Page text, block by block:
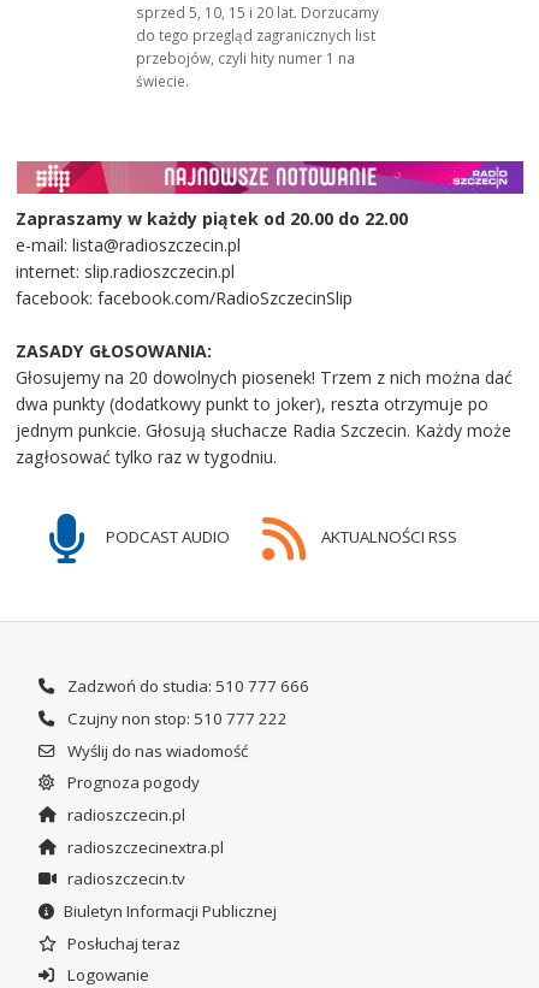
sprzed 5, 10, 15 i 20 lat. Dorzucamy
do tego przegląd zagranicznych list
przebojów, czyli hity numer 1 na
świecie.
Zapraszamy w każdy piątek od 20.00 do 22.00
e-mail: lista@radioszczecin.pl
internet: slip.radioszczecin.pl
facebook: facebook.com/RadioSzczecinSlip
ZASADY GŁOSOWANIA:
Głosujemy na 20 dowolnych piosenek! Trzem z nich można dać
dwa punkty (dodatkowy punkt to joker), reszta otrzymuje po
jednym punkcie. Głosują słuchacze Radia Szczecin. Każdy może
zagłosować tylko raz w tygodniu.
PODCAST AUDIO AKTUALNOŚCI RSS
Zadzwoń do studia: 510 777 666
Czujny non stop: 510 777 222
Wyślij do nas wiadomość
Prognoza pogody
radioszczecin.pl
radioszczecinextra.pl
radioszczecin.tv
Biuletyn Informacji Publicznej
Posłuchaj teraz
Logowanie